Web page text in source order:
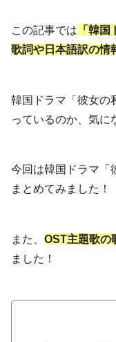
この記事では 「韓
歌詞や日本語訳の情
韓国ドラマ「彼女の
っているのか、気に
今回は韓国ドラマ「
まとめてみました！
また、 OST主題歌の
ました！